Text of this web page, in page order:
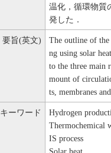
温化，循環物質
発した．
要旨(英文)
The outline of the
ng using solar
to the three main
mount of
ts, membranes
キーワード
Hydrogen
Thermochemical
IS process